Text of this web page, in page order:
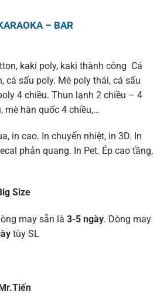
– BAR
kaki poly, kaki thành công Cá
cá sấu poly. Mè poly thái, cá sấu
4 chiều. Thun lạnh 2 chiều – 4
mè hàn quốc 4 chiều,…
in cao. In chuyển nhiệt, in 3D. In
phản quang. In Pet. Ép cao tầng,
Size
may sẵn là 3-5 ngày. Dòng may
tùy SL